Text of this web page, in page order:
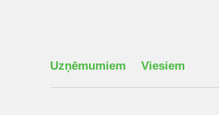
Uzņēmumiem Viesiem